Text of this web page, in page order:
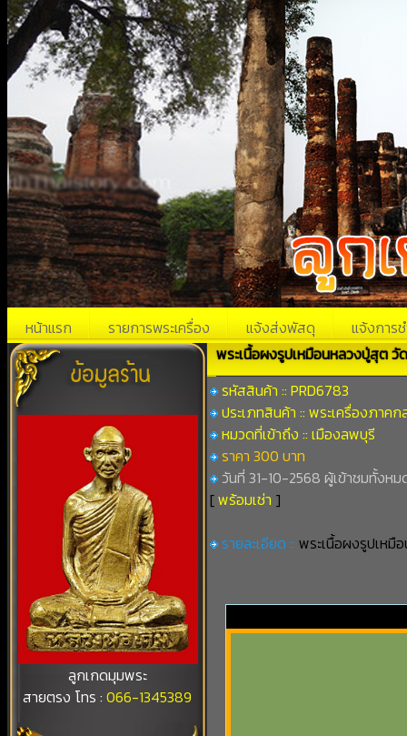
หน้าแรก รายการพระเครื่อง แจ้งส่งพัสดุ แจ้งการช
ลูกเกดมุมพระ
สายตรง โทร :066-1345389
พระเนื้อผงรูปเหมือนหลวงปู่สุต วั
รหัสสินค้า :: PRD6783
ประเภทสินค้า :: พระเครื่องภาคก
หมวดที่เข้าถึง :: เมืองลพบุรี
ราคา 300 บาท
วันที่ 31-10-2568 ผู้เข้าชมทั้งหม
[พร้อมเช่า ]
รายละเอียด :: พระเนื้อผงรูปเห